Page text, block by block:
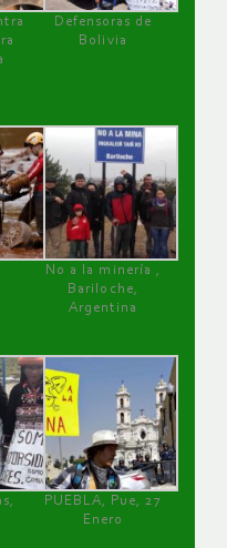
Defensoras de
Bolivia
No a la minería ,
Bariloche,
Argentina
PUEBLA, Pue, 27
Enero